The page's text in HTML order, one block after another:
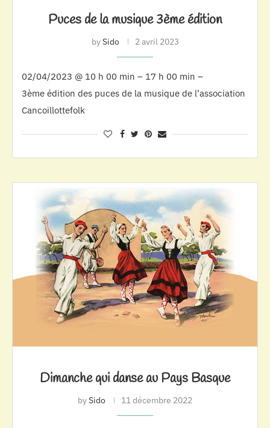
Puces de la musique 3ème édition
bySido 2 avril 2023
02/04/2023 @ 10 h 00 min – 17 h 00 min –
3ème édition des puces de la musique de l’association
Cancoillottefolk
Dimanche qui danse au Pays Basque
bySido 11 décembre 2022